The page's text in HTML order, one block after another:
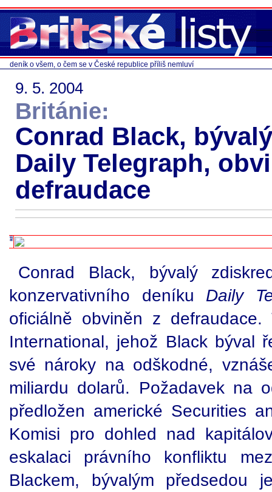
deník o všem, o čem se v České republice příliš nemluví
9. 5. 2004
Británie:
Conrad Black,
Daily Telegraph,
defraudace
Conrad Black, bývalý
konzervativního deníku Daily
oficiálně obviněn z defraudace.
International, jehož Black býval
své nároky na odškodné,
miliardu dolarů. Požadavek na
předložen americké Securities
Komisi pro dohled nad
eskalaci právního konfliktu
Blackem, bývalým předsedou